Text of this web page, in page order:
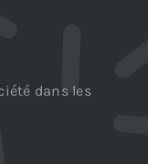
dans les